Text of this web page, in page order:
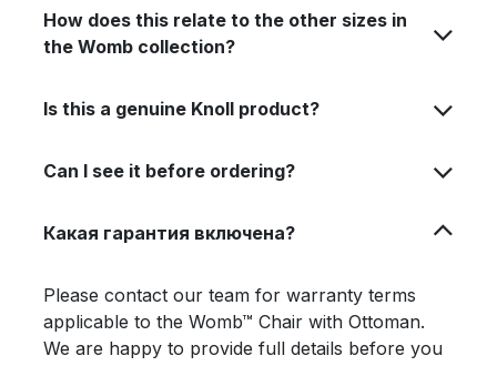
How does this relate to the other sizes in
the Womb collection?
Is this a genuine Knoll product?
Can I see it before ordering?
Какая гарантия включена?
Please contact our team for warranty terms
applicable to the Womb™ Chair with Ottoman.
We are happy to provide full details before you